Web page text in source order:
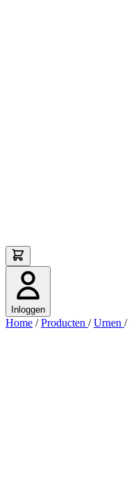
Inloggen
Home / Producten / Urnen /